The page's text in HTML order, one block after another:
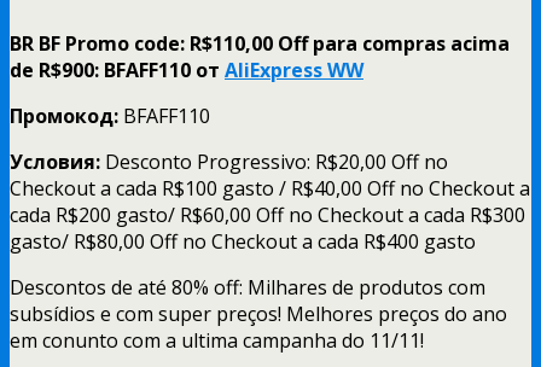
BR BF Promo code: R$110,00 Off para compras acima
de R$900: BFAFF110 от AliExpress WW
Промокод: BFAFF110
Условия: Desconto Progressivo: R$20,00 Off no
Checkout a cada R$100 gasto / R$40,00 Off no Checkout a
cada R$200 gasto/ R$60,00 Off no Checkout a cada R$300
gasto/ R$80,00 Off no Checkout a cada R$400 gasto
Descontos de até 80% off: Milhares de produtos com
subsídios e com super preços! Melhores preços do ano
em conunto com a ultima campanha do 11/11!